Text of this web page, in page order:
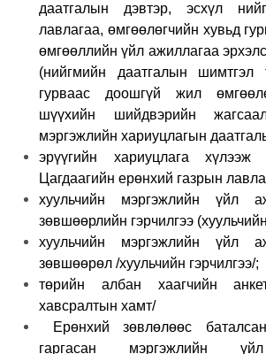
даатгалын дэвтэр, эсхүл
лавлагаа, өмгөөлөгчийн хувьд
өмгөөллийн үйл ажиллагаа
(нийгмийн даатгалын шимтгэл
гурваас доошгүй жил
шүүхийн шийдвэрийн
мэргэжлийн хариуцлагын
эрүүгийн хариуцлага хүлээж
Цагдаагийн ерөнхий газрын
хуульчийн мэргэжлийн үйл
зөвшөөрлийн гэрчилгээ
хуульчийн мэргэжлийн үйл
зөвшөөрөл /хуульчийн гэрчилгээ/;
төрийн албан хаагчийн
хавсралтын хамт/
Ерөнхий зөвлөлөөс
гаргасан мэргэжлийн